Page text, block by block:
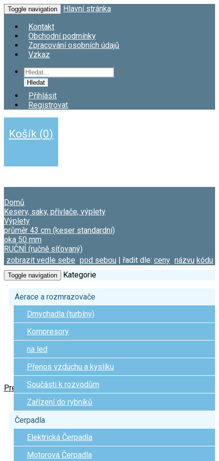
Toggle navigation
Hlavní stránka
Kontakt
Obchodní podmínky
Zpracování osobních údajů
Vzkaz
Hledat
Přihlásit
Registrovat
Košík (0)
Previous Next
Domů
Kesery, saky, přívlače, výplety
Výplety
průměr 43 cm (keser standardní)
oka 50 mm
RUČNÍ (ručně síťovaný)
zobrazit vedle sebe pod sebou | řadit dle: ceny názvu kódu
Toggle navigation Kategorie
Aerace a rozmrazovače
Dmychadla (turbíny)
Kompresory
na led
Přenos vzduchu a kyslíku
Součásti k rozvodům
Zařízení do rybníků
Čerpadla
Elektrická Čerpadla
Motorová Čerpadla